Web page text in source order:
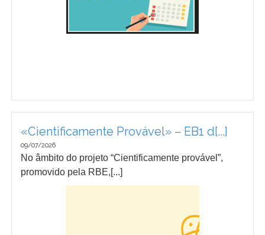
«Cientificamente Provável» – EB1 d[...]
09/07/2026
No âmbito do projeto “Cientificamente provável”,
promovido pela RBE,[...]